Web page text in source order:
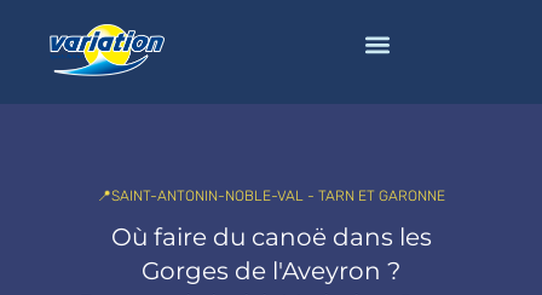
📍SAINT-ANTONIN-NOBLE-VAL - TARN ET GARONNE
Où faire du canoë dans les
Gorges de l'Aveyron ?